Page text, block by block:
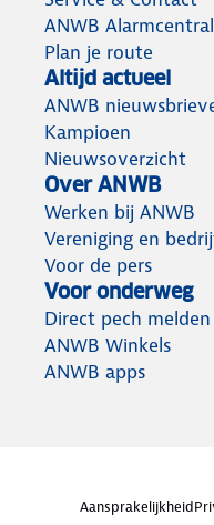
ANWB
Plan je route
Altijd actueel
ANWB
Kampioen
Nieuwsoverzicht
Over ANWB
Werken bij ANWB
Vereniging en
Voor de pers
Voor onderweg
Direct pech melden
ANWB Winkels
ANWB apps
Aansprakelijkheid